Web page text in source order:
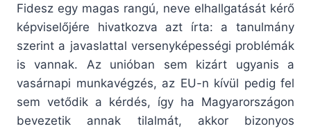
Fidesz egy magas rangú, neve elhallgatását kérő
képviselőjére hivatkozva azt írta: a tanulmány
szerint a javaslattal versenyképességi problémák
is vannak. Az unióban sem kizárt ugyanis a
vasárnapi munkavégzés, az EU-n kívül pedig fel
sem vetődik a kérdés, így ha Magyarországon
bevezetik annak tilalmát, akkor bizonyos